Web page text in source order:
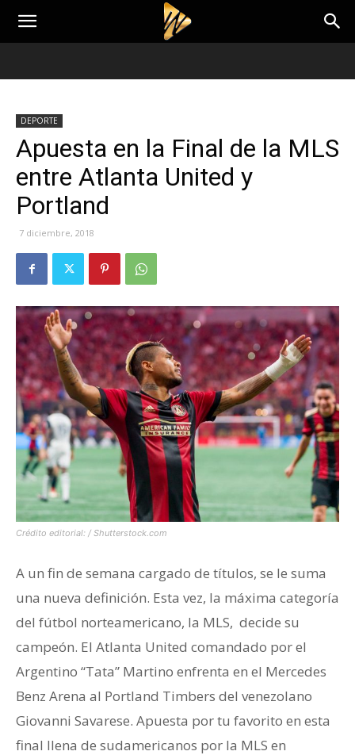
DEPORTE
Apuesta en la Final de la MLS
entre Atlanta United y
Portland
7 diciembre, 2018
Crédito editorial: / Shutterstock.com
A un fin de semana cargado de títulos, se le suma
una nueva definición. Esta vez, la máxima categoría
del fútbol norteamericano, la MLS, decide su
campeón. El Atlanta United comandado por el
Argentino “Tata” Martino enfrenta en el Mercedes
Benz Arena al Portland Timbers del venezolano
Giovanni Savarese. Apuesta por tu favorito en esta
final llena de sudamericanos por la MLS en